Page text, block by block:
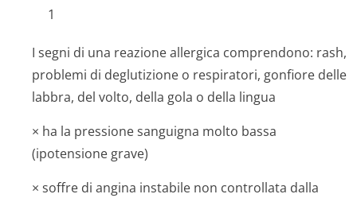
1
I segni di una reazione allergica comprendono: rash,
problemi di deglutizione o respiratori, gonfiore delle
labbra, del volto, della gola o della lingua
× ha la pressione sanguigna molto bassa
(ipotensione grave)
× soffre di angina instabile non controllata dalla